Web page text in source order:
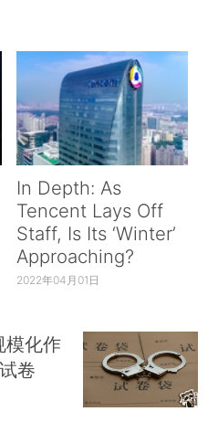
机制，放宽市场准入，吸
真总结和积累抗洪抢险经
管理能力，做到防在未发
在关键环节。
区和有关方面要在以习
形成合力。国家防总和流
协调和分类指导，统筹好
防汛，对不服从调度而造
到位、组织不得力造成堤
，为解放军、武警部队参
，夺取防汛抗洪全面胜
In Depth: As
Tencent Lays Off
Staff, Is Its ‘Winter’
Approaching?
2022年04月01日
模化作
卷